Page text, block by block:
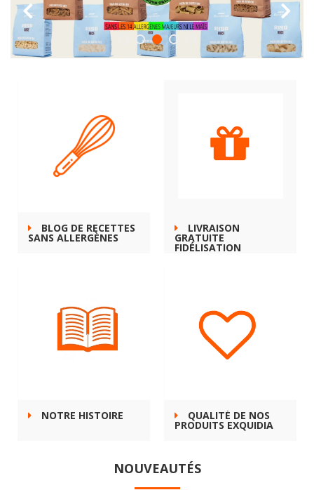
BLOG DE RECETTES
SANS ALLERGÈNES
LIVRAISON
GRATUITE
FIDÉLISATION
NOTRE HISTOIRE QUALITÉ DE NOS
PRODUITS EXQUIDIA
NOUVEAUTÉS